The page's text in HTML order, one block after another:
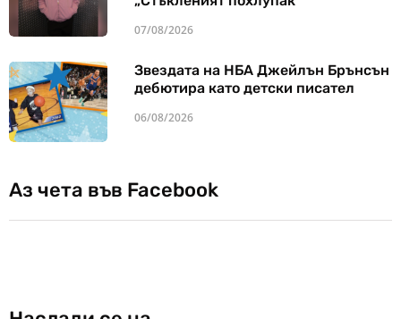
07/08/2026
Звездата на НБА Джейлън Брънсън
дебютира като детски писател
06/08/2026
Аз чета във Facebook